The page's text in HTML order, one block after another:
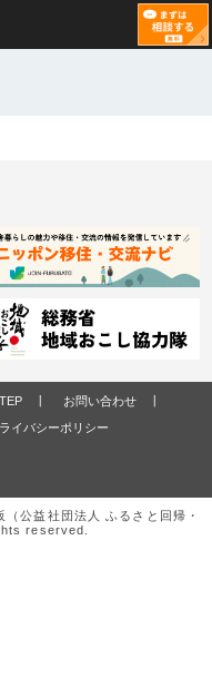
お問い合わせ
イバシーポリシー
公益社団法人 ふるさと回帰・
reserved.